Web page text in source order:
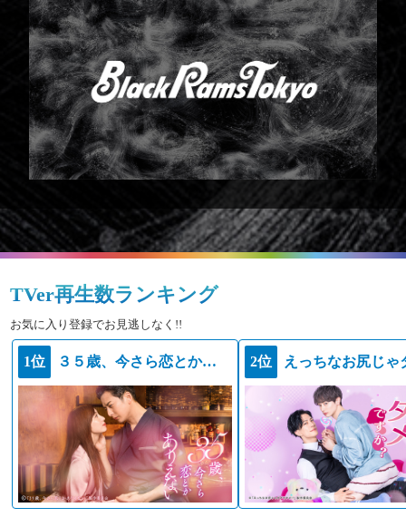
TVer再生数ランキング
お気に入り登録でお見逃しなく!!
1位 ３５歳、今さら恋とかありえない 2位